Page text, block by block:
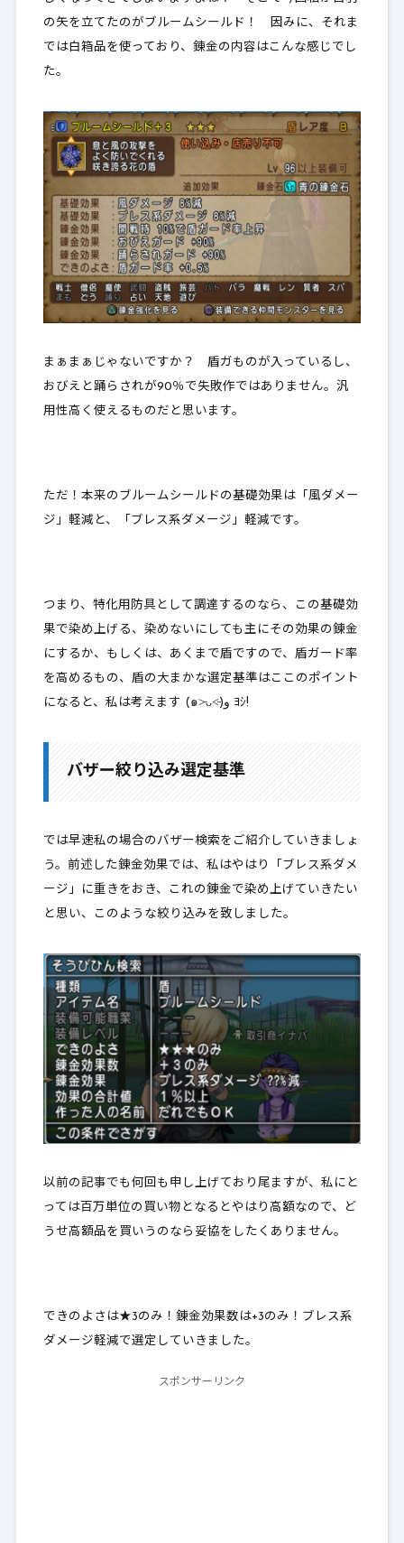
の矢を立てたのがブルームシールド！ 因みに、それま
では白箱品を使っており、錬金の内容はこんな感じでし
た。
まぁまぁじゃないですか？ 盾ガものが入っているし、
おびえと踊らされが90％で失敗作ではありません。汎
用性高く使えるものだと思います。
ただ！本来のブルームシールドの基礎効果は「風ダメー
ジ」軽減と、「ブレス系ダメージ」軽減です。
つまり、特化用防具として調達するのなら、この基礎効
果で染め上げる 、染めないにしても主にその効果の錬金
にするか、もしくは、あくまで盾ですので、 盾ガード率
を高めるもの 、盾の大まかな選定基準はここのポイント
になると、私は考えます (๑˃̵ᴗ˂̵)و ﾖｼ!
バザー絞り込み選定基準
では早速私の場合のバザー検索をご紹介していきましょ
う。前述した錬金効果では、私はやはり 「ブレス系ダメ
ージ」に重きをおき、これの錬金で染め上げていきたい
と思い、このような絞り込みを致しました。
以前の記事でも何回も申し上げており尾ますが、私にと
っては百万単位の買い物となるとやはり高額なので、ど
うせ高額品を買いうのなら妥協をしたくありません。
できのよさは★3のみ！錬金効果数は+3のみ！ブレス系
ダメージ軽減で選定していきました。
スポンサーリンク